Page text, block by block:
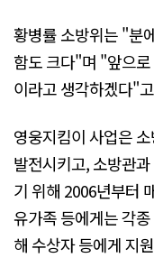
황병률 소방위는 "분
함도 크다"며 "앞으
이라고 생각하겠다"
영웅지킴이 사업은
발전시키고, 소방관
기 위해 2006년부터
유가족 등에게는 각
해 수상자 등에게 지